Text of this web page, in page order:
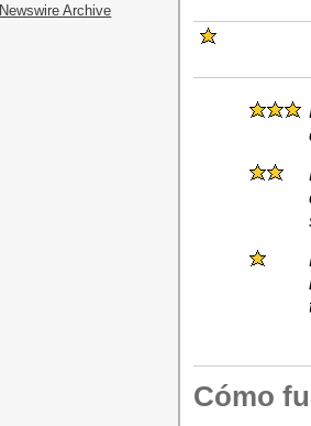
Newswire Archive
Cómo